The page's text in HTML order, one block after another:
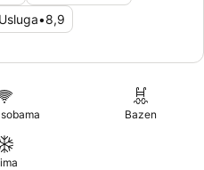
Usluga•8,9
Bazen